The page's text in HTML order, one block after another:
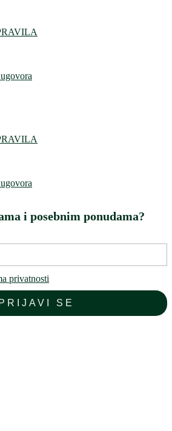
i posebnim ponudama?
privatnosti